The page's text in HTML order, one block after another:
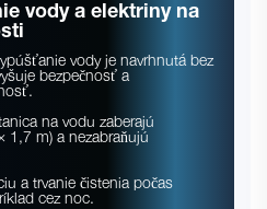
vody a elektriny na
vody je navrhnutá bez
bezpečnosť a
na vodu zaberajú
1,7 m) a nezabraňujú
a trvanie čistenia počas
cez noc.